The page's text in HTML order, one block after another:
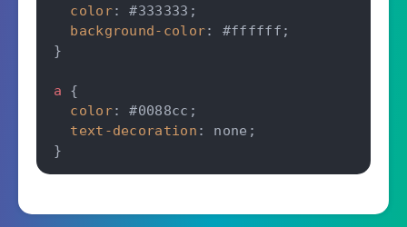
color: #333333 ;
background-color: #ffffff ;
}
a
{
color: #0088cc ;
text-decoration : none ;
}